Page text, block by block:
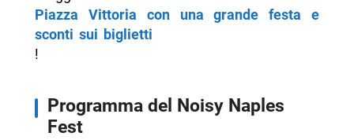
Piazza Vittoria con una grande festa e
sconti sui biglietti
!
Programma del Noisy Naples
Fest